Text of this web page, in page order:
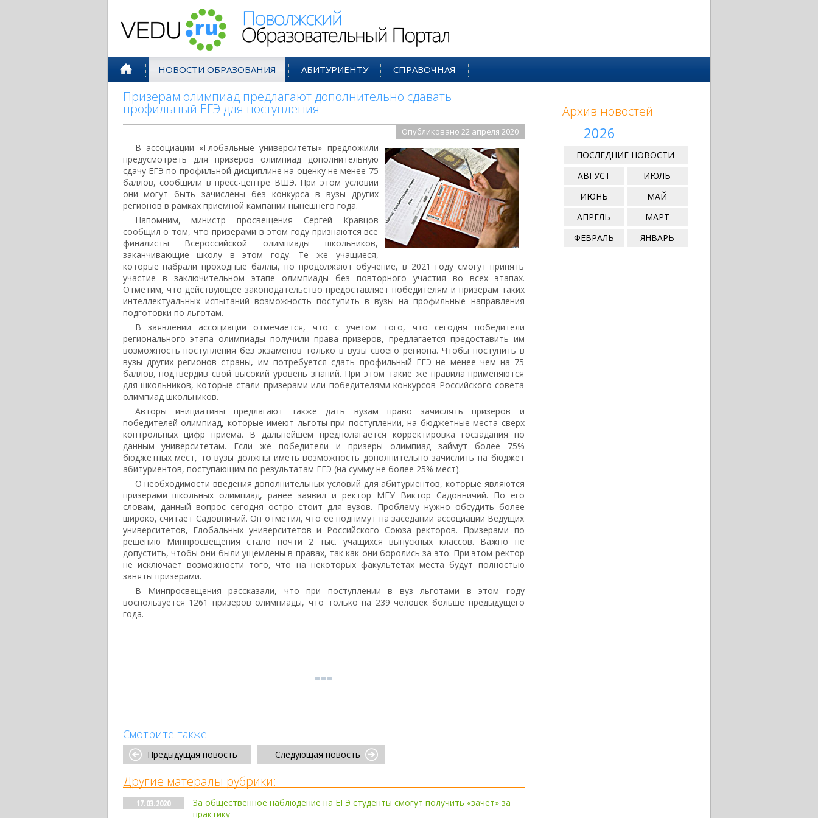
НОВОСТИ ОБРАЗОВАНИЯ АБИТУРИЕНТУ СПРАВОЧНАЯ
Призерам олимпиад предлагают дополнительно сдавать
профильный ЕГЭ для поступления
Опубликовано 22 апреля 2020
В ассоциации «Глобальные университеты» предложили
предусмотреть для призеров олимпиад дополнительную
сдачу ЕГЭ по профильной дисциплине на оценку не менее 75
баллов, сообщили в пресс-центре ВШЭ. При этом условии
они могут быть зачислены без конкурса в вузы других
регионов в рамках приемной кампании нынешнего года.
Напомним, министр просвещения Сергей Кравцов
сообщил о том, что призерами в этом году признаются все
финалисты Всероссийской олимпиады школьников,
заканчивающие школу в этом году. Те же учащиеся,
которые набрали проходные баллы, но продолжают обучение, в 2021 году смогут принять
участие в заключительном этапе олимпиады без повторного участия во всех этапах.
Отметим, что действующее законодательство предоставляет победителям и призерам таких
интеллектуальных испытаний возможность поступить в вузы на профильные направления
подготовки по льготам.
В заявлении ассоциации отмечается, что с учетом того, что сегодня победители
регионального этапа олимпиады получили права призеров, предлагается предоставить им
возможность поступления без экзаменов только в вузы своего региона. Чтобы поступить в
вузы других регионов страны, им потребуется сдать профильный ЕГЭ не менее чем на 75
баллов, подтвердив свой высокий уровень знаний. При этом такие же правила применяются
для школьников, которые стали призерами или победителями конкурсов Российского совета
олимпиад школьников.
Авторы инициативы предлагают также дать вузам право зачислять призеров и
победителей олимпиад, которые имеют льготы при поступлении, на бюджетные места сверх
контрольных цифр приема. В дальнейшем предполагается корректировка госзадания по
данным университетам. Если же победители и призеры олимпиад займут более 75%
бюджетных мест, то вузы должны иметь возможность дополнительно зачислить на бюджет
абитуриентов, поступающим по результатам ЕГЭ (на сумму не более 25% мест).
О необходимости введения дополнительных условий для абитуриентов, которые являются
призерами школьных олимпиад, ранее заявил и ректор МГУ Виктор Садовничий. По его
словам, данный вопрос сегодня остро стоит для вузов. Проблему нужно обсудить более
широко, считает Садовничий. Он отметил, что ее поднимут на заседании ассоциации Ведущих
университетов, Глобальных университетов и Российского Союза ректоров. Призерами по
решению Минпросвещения стало почти 2 тыс. учащихся выпускных классов. Важно не
допустить, чтобы они были ущемлены в правах, так как они боролись за это. При этом ректор
не исключает возможности того, что на некоторых факультетах места будут полностью
заняты призерами.
В Минпросвещения рассказали, что при поступлении в вуз льготами в этом году
воспользуется 1261 призеров олимпиады, что только на 239 человек больше предыдущего
года.
Смотрите также:
Предыдущая новость Следующая новость
Другие матералы рубрики:
17.03.2020
За общественное наблюдение на ЕГЭ студенты смогут получить «зачет» за
практику
Архив новостей
2026
ПОСЛЕДНИЕ НОВОСТИ
АВГУСТ
ИЮЛЬ
ИЮНЬ
МАЙ
АПРЕЛЬ
МАРТ
ФЕВРАЛЬ
ЯНВАРЬ